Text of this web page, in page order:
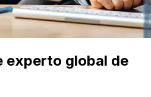
experto global de